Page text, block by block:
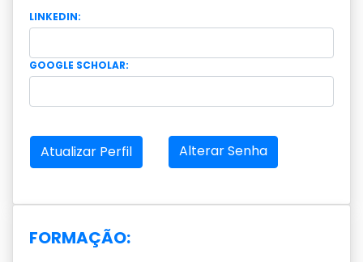
LINKEDIN:
GOOGLE SCHOLAR:
Atualizar Perfil Alterar Senha
FORMAÇÃO: